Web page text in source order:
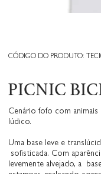
CÓDIGO DO PRODUTO:
PICNIC
Cenário fofo com
lúdico.
Uma base leve e
sofisticada. Com
levemente alvejado, a